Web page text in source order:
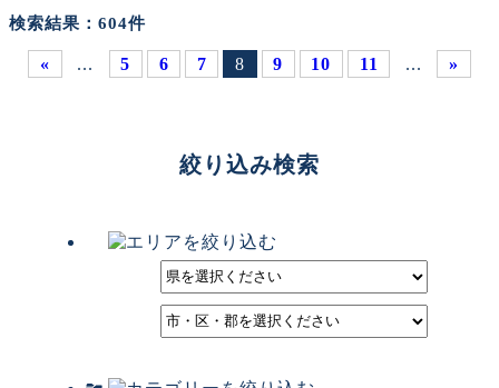
検索結果： 604件
« ... 5 6 7 8 9 10 11 ... »
絞り込み検索